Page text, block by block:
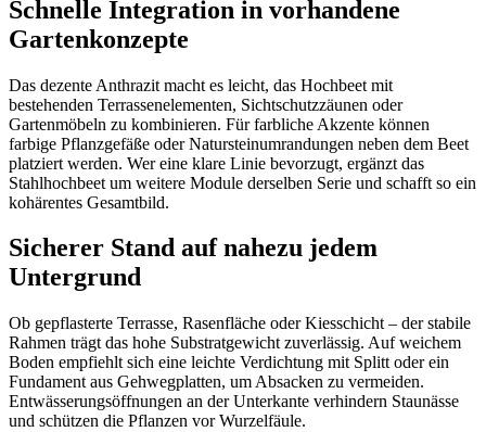
Schnelle Integration in vorhandene
Gartenkonzepte
Das dezente Anthrazit macht es leicht, das Hochbeet mit
bestehenden Terrassenelementen, Sichtschutzzäunen oder
Gartenmöbeln zu kombinieren. Für farbliche Akzente können
farbige Pflanzgefäße oder Naturstein­umrandungen neben dem Beet
platziert werden. Wer eine klare Linie bevorzugt, ergänzt das
Stahlhochbeet um weitere Module derselben Serie und schafft so ein
kohärentes Gesamtbild.
Sicherer Stand auf nahezu jedem
Untergrund
Ob gepflasterte Terrasse, Rasenfläche oder Kiesschicht – der stabile
Rahmen trägt das hohe Substratgewicht zuverlässig. Auf weichem
Boden empfiehlt sich eine leichte Verdichtung mit Splitt oder ein
Fundament aus Gehwegplatten, um Absacken zu vermeiden.
Entwässerungsöffnungen an der Unterkante verhindern Staunässe
und schützen die Pflanzen vor Wurzelfäule.